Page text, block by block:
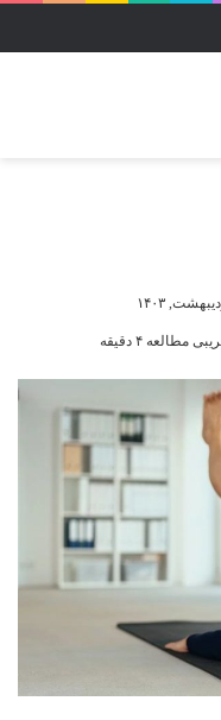
مطالعه ۴ دقیقه